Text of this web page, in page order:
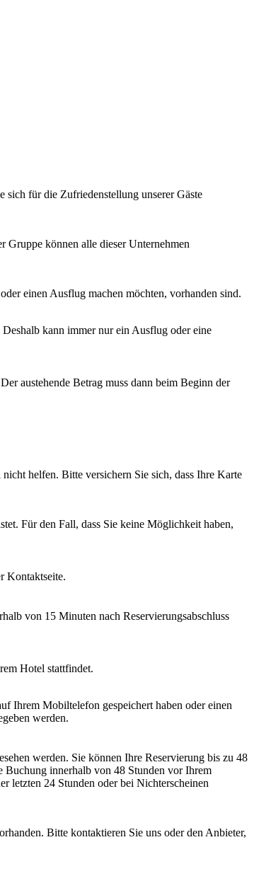
sich für die Zufriedenstellung unserer Gäste
können alle dieser Unternehmen
einen Ausflug machen möchten, vorhanden sind.
kann immer nur ein Ausflug oder eine
austehende Betrag muss dann beim Beginn der
nicht helfen. Bitte versichern Sie sich, dass Ihre Karte
Für den Fall, dass Sie keine Möglichkeit haben,
Kontaktseite.
von 15 Minuten nach Reservierungsabschluss
Hotel stattfindet.
Ihrem Mobiltelefon gespeichert haben oder einen
werden.
werden. Sie können Ihre Reservierung bis zu 48
Buchung innerhalb von 48 Stunden vor Ihrem
letzten 24 Stunden oder bei Nichterscheinen
Bitte kontaktieren Sie uns oder den Anbieter,